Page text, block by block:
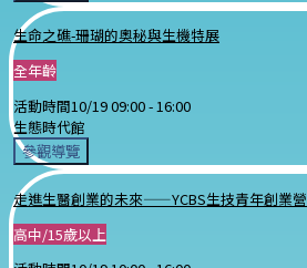
生命之礁-珊瑚的奧秘與生機特展
全年齡
活動時間10/19 09:00 -16:00
生態時代館
參觀導覽
走進生醫創業的未來——YCBS生技青年創業營
高中/15歲以上